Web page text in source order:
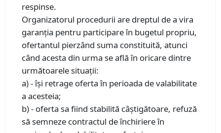
respinse.
Organizatorul procedurii are dreptul de a vira
garanţia pentru participare în bugetul propriu,
ofertantul pierzând suma constituită, atunci
când acesta din urma se află în oricare dintre
următoarele situaţii:
a) - îşi retrage oferta în perioada de valabilitate
a acesteia;
b) - oferta sa fiind stabilită câştigătoare, refuză
să semneze contractul de închiriere în